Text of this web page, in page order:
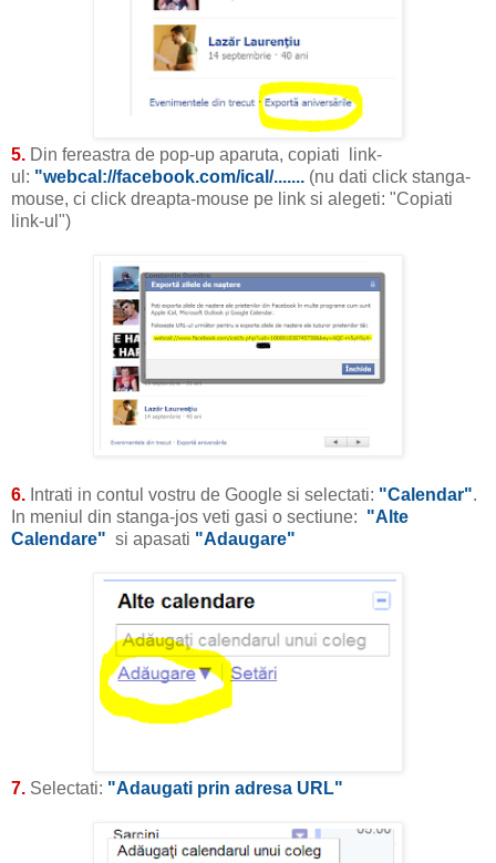
5. Din fereastra de pop-up aparuta, copiati link-
ul: "webcal://facebook.com/ical/....... (nu dati click stanga-
mouse, ci click dreapta-mouse pe link si alegeti: "Copiati
link-ul")
6. Intrati in contul vostru de Google si selectati: "Calendar".
In meniul din stanga-jos veti gasi o sectiune: "Alte
Calendare" si apasati "Adaugare"
7. Selectati: "Adaugati prin adresa URL"